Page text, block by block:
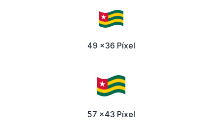
49 x36 Píxel
57 x43 Píxel